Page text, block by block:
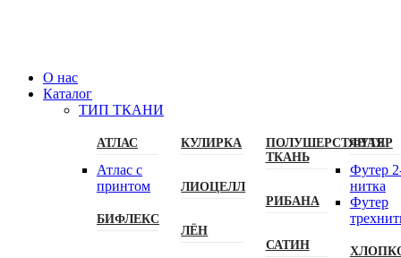
О нас
Каталог
ТИП ТКАНИ
АТЛАС
Атлас с
принтом
БИФЛЕКС
КУЛИРКА
ЛИОЦЕЛЛ
ЛЁН
ПОЛУШЕРСТЯНАЯ
ТКАНЬ
РИБАНА
САТИН
ФУТЕР
Футер
нитка
Футер